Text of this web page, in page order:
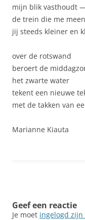
mijn blik vasthoudt
de trein die me
jij steeds kleiner en
over de rotswand
beroert de
het zwarte water
tekent een nieuwe
met de takken van
Marianne Kiauta
Geef een reactie
Je moet ingelogd zijn